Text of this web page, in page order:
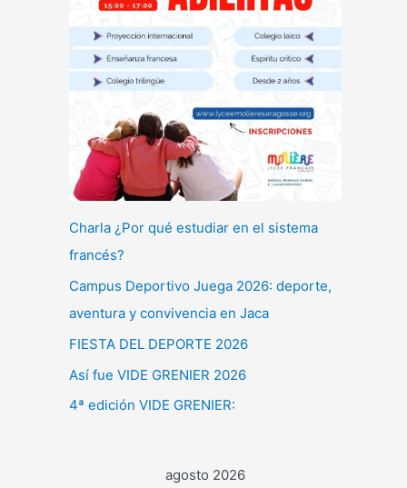
Charla ¿Por qué estudiar en el sistema
francés?
Campus Deportivo Juega 2026: deporte,
aventura y convivencia en Jaca
FIESTA DEL DEPORTE 2026
Así fue VIDE GRENIER 2026
4ª edición VIDE GRENIER:
agosto 2026